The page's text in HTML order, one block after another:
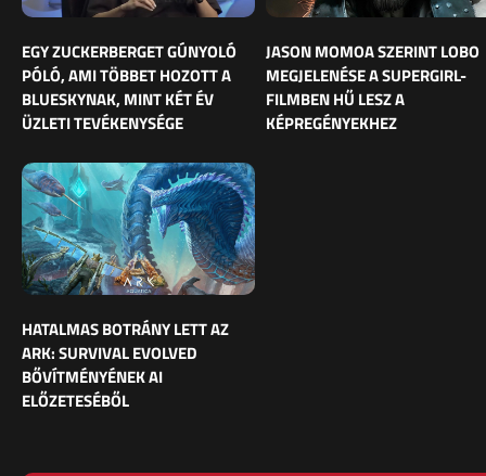
EGY ZUCKERBERGET GÚNYOLÓ
PÓLÓ, AMI TÖBBET HOZOTT A
BLUESKYNAK, MINT KÉT ÉV
ÜZLETI TEVÉKENYSÉGE
JASON MOMOA SZERINT LOBO
MEGJELENÉSE A SUPERGIRL-
FILMBEN HŰ LESZ A
KÉPREGÉNYEKHEZ
HATALMAS BOTRÁNY LETT AZ
ARK: SURVIVAL EVOLVED
BŐVÍTMÉNYÉNEK AI
ELŐZETESÉBŐL